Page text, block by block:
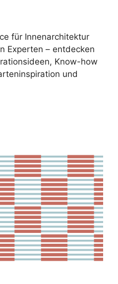
für Innenarchitektur
Experten – entdecken
Know-how
und